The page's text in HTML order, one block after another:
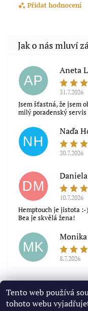
Přidat hodnocení
AP
Aneta
31.7.2026
Jsem šťastná, že jsem
milý poradenský
NH
Naďa
20.7.2026
DM
10.7.2026
Hemptouch je jistota :-
Bea je skvělá žena!
MK
8.7.2026
Tento web používá
tohoto webu